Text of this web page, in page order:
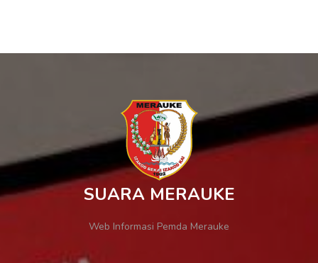
SUARA MERAUKE
Web Informasi Pemda Merauke